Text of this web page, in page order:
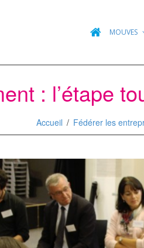
MOUVES
: l’étape
Accueil Fédérer les